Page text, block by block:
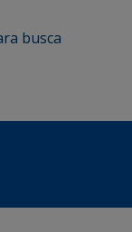
busca